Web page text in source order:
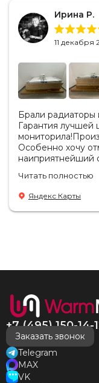
Ирина Р.
11 декабря
Брали радиаторы
Гарантия лучшей
Особенно хочу
наиприятнейший
цену. Всегда на
Доставка на
замечаний,
взаимодействия
И надеюсь наши
Читать полностью
Яндекс Карты
+7 (495) 150-14-
Заказать звонок
Telegram
MAX
VK